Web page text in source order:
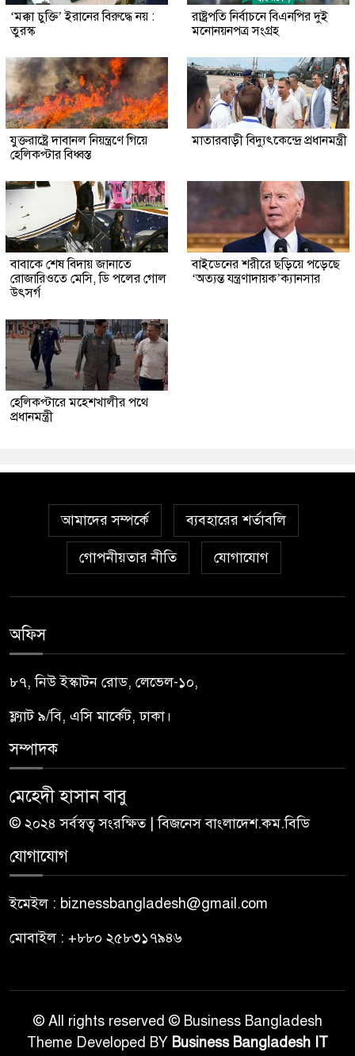
‘মক্কা চুক্তি’ ইরানের বিরুদ্ধে নয় :
তুরস্ক
রাষ্ট্রপতি নির্বাচনে বিএনপির দুই
মনোনয়নপত্র সংগ্রহ
যুক্তরাষ্ট্রে দাবানল নিয়ন্ত্রণে গিয়ে
হেলিকপ্টার বিধ্বস্ত
মাতারবাড়ী বিদ্যুৎকেন্দ্রে প্রধানমন্ত্রী
বাবাকে শেষ বিদায় জানাতে
রোজারিওতে মেসি, ডি পলের গোল
উৎসর্গ
বাইডেনের শরীরে ছড়িয়ে পড়েছে
‘অত্যন্ত যন্ত্রণাদায়ক’ক্যানসার
হেলিকপ্টারে মহেশখালীর পথে
প্রধানমন্ত্রী
আমাদের সম্পর্কে ব্যবহারের শর্তাবলি
গোপনীয়তার নীতি যোগাযোগ
অফিস
৮৭, নিউ ইস্কাটন রোড, লেভেল-১০,
ফ্ল্যাট ৯/বি, এসি মার্কেট, ঢাকা।
সম্পাদক
মেহেদী হাসান বাবু
© ২০২৪ সর্বস্বত্ব সংরক্ষিত | বিজনেস বাংলাদেশ.কম.বিডি
যোগাযোগ
ইমেইল : biznessbangladesh@gmail.com
মোবাইল : +৮৮০ ২৫৮৩১৭৯৪৬
© All rights reserved © Business Bangladesh
Theme Developed BY Business Bangladesh IT